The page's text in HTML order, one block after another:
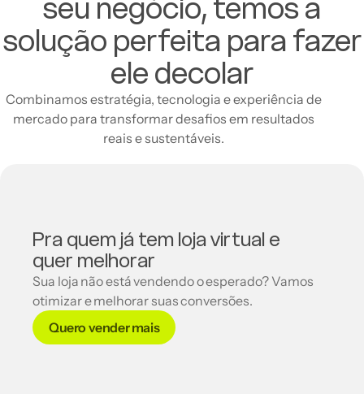
seu negócio, temos a
solução perfeita para fazer
ele decolar
Combinamos estratégia, tecnologia e experiência de
mercado para transformar desafios em resultados
reais e sustentáveis.
Pra quem já tem loja virtual e
quer melhorar
Sua loja não está vendendo o esperado? Vamos
otimizar e melhorar suas conversões.
Quero vender mais